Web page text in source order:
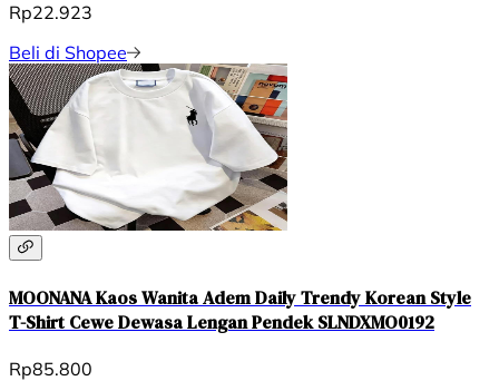
Rp22.923
Beli di Shopee
MOONANA Kaos Wanita Adem Daily Trendy Korean Style
T-Shirt Cewe Dewasa Lengan Pendek SLNDXMO0192
Rp85.800